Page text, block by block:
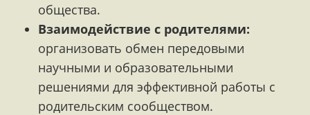
общества.
Взаимодействие с родителями:
организовать обмен передовыми
научными и образовательными
решениями для эффективной работы с
родительским сообществом.